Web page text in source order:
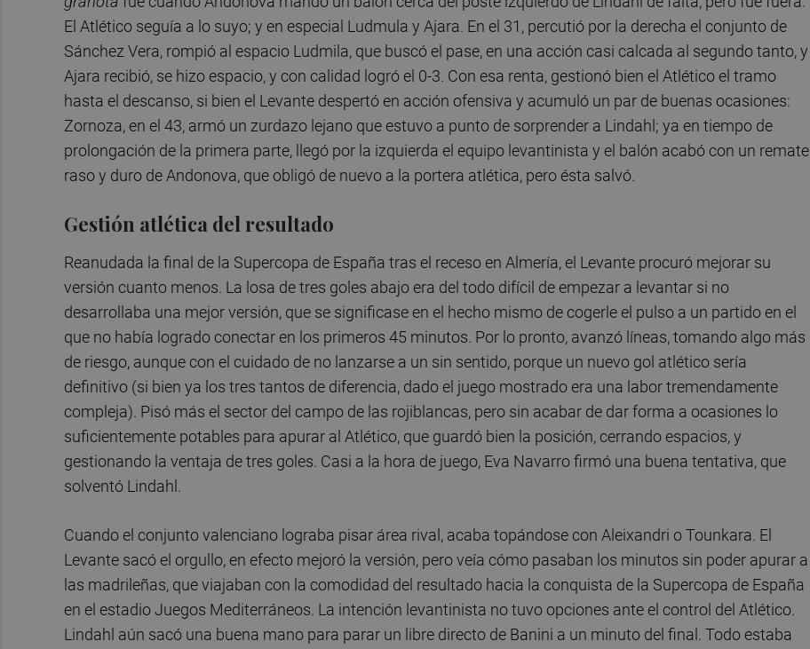
El Atlético seguía a lo suyo; y en especial Ludmula y Ajara. En el 31, percutió por la derecha el conjunto de
Sánchez Vera, rompió al espacio Ludmila, que buscó el pase, en una acción casi calcada al segundo tanto, y
Ajara recibió, se hizo espacio, y con calidad logró el 0-3. Con esa renta, gestionó bien el Atlético el tramo
hasta el descanso, si bien el Levante despertó en acción ofensiva y acumuló un par de buenas ocasiones:
Zornoza, en el 43, armó un zurdazo lejano que estuvo a punto de sorprender a Lindahl; ya en tiempo de
prolongación de la primera parte, llegó por la izquierda el equipo levantinista y el balón acabó con un remate
raso y duro de Andonova, que obligó de nuevo a la portera atlética, pero ésta salvó.
Gestión atlética del resultado
Reanudada la final de la Supercopa de España tras el receso en Almería, el Levante procuró mejorar su
versión cuanto menos. La losa de tres goles abajo era del todo difícil de empezar a levantar si no
desarrollaba una mejor versión, que se significase en el hecho mismo de cogerle el pulso a un partido en el
que no había logrado conectar en los primeros 45 minutos. Por lo pronto, avanzó líneas, tomando algo más
de riesgo, aunque con el cuidado de no lanzarse a un sin sentido, porque un nuevo gol atlético sería
definitivo (si bien ya los tres tantos de diferencia, dado el juego mostrado era una labor tremendamente
compleja). Pisó más el sector del campo de las rojiblancas, pero sin acabar de dar forma a ocasiones lo
suficientemente potables para apurar al Atlético, que guardó bien la posición, cerrando espacios, y
gestionando la ventaja de tres goles. Casi a la hora de juego, Eva Navarro firmó una buena tentativa, que
solventó Lindahl.
Cuando el conjunto valenciano lograba pisar área rival, acaba topándose con Aleixandri o Tounkara. El
Levante sacó el orgullo, en efecto mejoró la versión, pero veía cómo pasaban los minutos sin poder apurar a
las madrileñas, que viajaban con la comodidad del resultado hacia la conquista de la Supercopa de España
en el estadio Juegos Mediterráneos. La intención levantinista no tuvo opciones ante el control del Atlético.
Lindahl aún sacó una buena mano para parar un libre directo de Banini a un minuto del final. Todo estaba